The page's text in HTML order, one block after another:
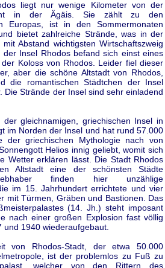
liegt nur wenige Kilometer von der
in der Ägäis. Sie zählt zu den
Europas, ist in den Sommermonaten
bietet zahlreiche Strände, was in der
Abstand wichtigsten Wirtschaftszweig
Insel Rhodos befand sich einst eines
Koloss von Rhodos. Leider fiel dieser
aber die schöne Altstadt von Rhodos,
die romantischen Städtchen der Insel
Die Strände der Insel sind sehr einladend
gleichnamigen, griechischen Insel in
im Norden der Insel und hat rund 57.000
der griechischen Mythologie nach von
Helios innig geliebt, womit sich
Wetter erklären lässt. Die Stadt Rhodos
Altstadt eine der schönsten Städte
finden hier unzählige
im 15. Jahrhundert errichtete und vier
mit Türmen, Gräben und Bastionen. Das
(14. Jh.) steht imposant
nach einer großen Explosion fast völlig
1940 wiederaufgebaut.
von Rhodos-Stadt, der etwa 50.000
ist der problemlos zu Fuß zu
welcher von den Rittern des